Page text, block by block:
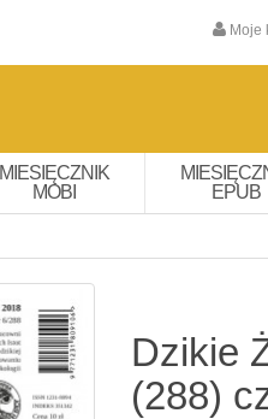
Moje
MIESIĘCZNIK
MOBI
EPUB
Dzikie
(288)